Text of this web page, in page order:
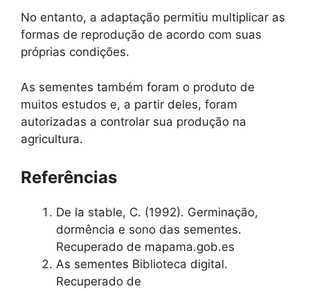
No entanto, a adaptação permitiu multiplicar as
formas de reprodução de acordo com suas
próprias condições.
As sementes também foram o produto de
muitos estudos e, a partir deles, foram
autorizadas a controlar sua produção na
agricultura.
Referências
De la stable, C. (1992). Germinação,
dormência e sono das sementes.
Recuperado de mapama.gob.es
As sementes Biblioteca digital.
Recuperado de